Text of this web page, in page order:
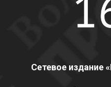
Сетевое издание